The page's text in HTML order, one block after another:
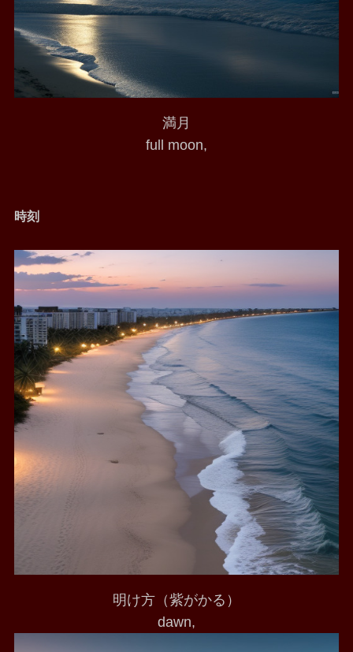
満月
full moon,
時刻
明け方（紫がかる）
dawn,